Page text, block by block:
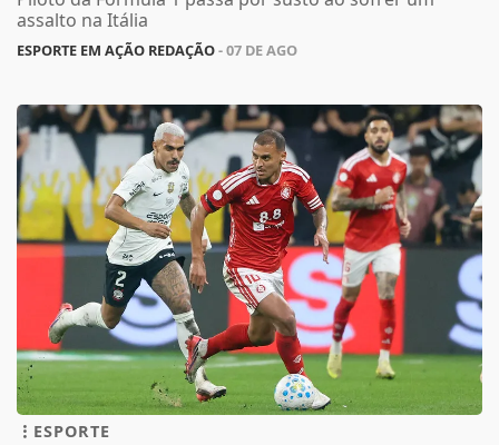
assalto na Itália
ESPORTE EM AÇÃO REDAÇÃO- 07 DE AGO
ESPORTE